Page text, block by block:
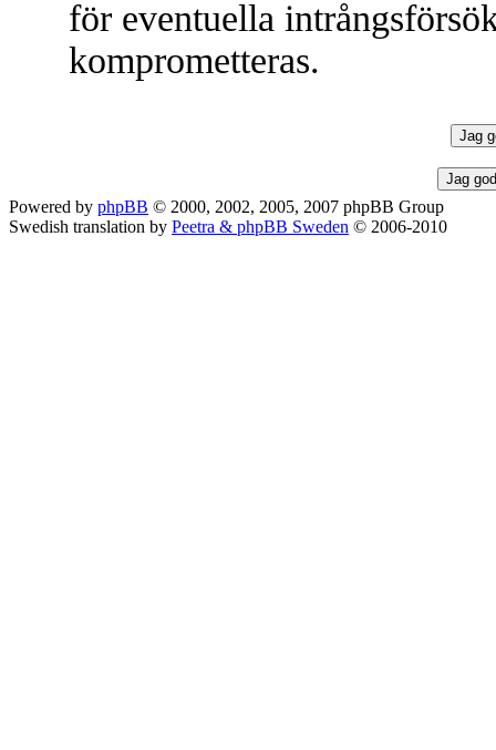
för eventuella
komprometteras.
Powered by phpBB © 2000, 2002, 2005, 2007 phpBB Group
Swedish translation by Peetra & phpBB Sweden © 2006-2010